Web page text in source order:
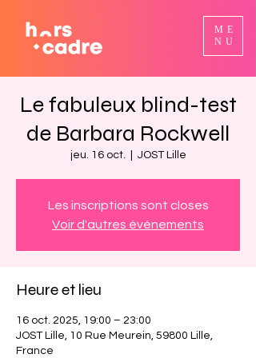
ME
NU
Le fabuleux blind-test
de Barbara Rockwell
jeu. 16 oct. JOST Lille
Les inscriptions sont closes
Voir d'autres événements
Heure et lieu
16 oct. 2025, 19:00 – 23:00
JOST Lille, 10 Rue Meurein, 59800 Lille,
France